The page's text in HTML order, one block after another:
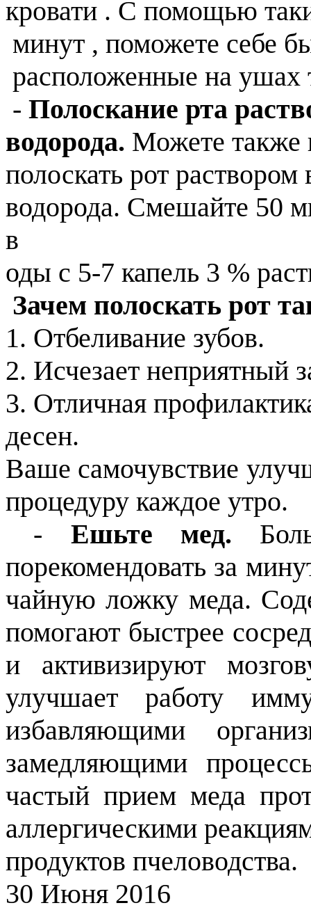
кровати . С помощью
минут , поможете себе
расположенные на ушах
- Полоскание рта
водорода. Можете также
полоскать рот
водорода. Смешайте 50
в
оды с 5-7 капель 3 %
Зачем полоскать рот
1. Отбеливание зубов.
2. Исчезает неприятный
3. Отличная
десен.
Ваше самочувствие
процедуру каждое утро.
- Ешьте мед.
порекомендовать за
чайную ложку меда.
помогают быстрее
и активизируют
улучшает работу
избавляющими
замедляющими
частый прием меда
аллергическими
продуктов пчеловодства.
30 Июня 2016